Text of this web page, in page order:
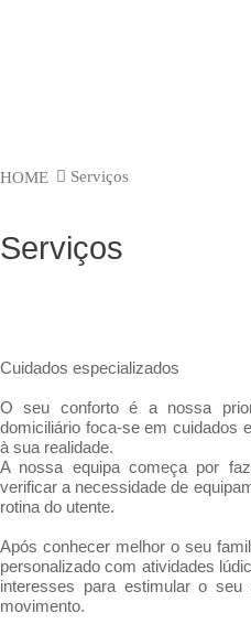
HOME Serviços
Serviços
Cuidados especializados
O seu conforto é a nossa
domiciliário foca-se em cuidados
à sua realidade.
A nossa equipa começa por
verificar a necessidade de
rotina do utente.
Após conhecer melhor o seu
personalizado com atividades
interesses para estimular o
movimento.